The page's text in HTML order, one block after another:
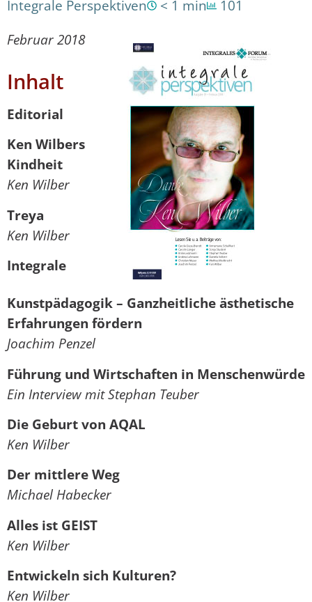
Integrale Perspektiven
< 1 min
101
Februar 2018
Inhalt
Editorial
Ken Wilbers
Kindheit
Ken Wilber
Treya
Ken Wilber
Integrale
Kunstpädagogik – Ganzheitliche ästhetische
Erfahrungen fördern
Joachim Penzel
Führung und Wirtschaften in Menschenwürde
Ein Interview mit Stephan Teuber
Die Geburt von AQAL
Ken Wilber
Der mittlere Weg
Michael Habecker
Alles ist GEIST
Ken Wilber
Entwickeln sich Kulturen?
Ken Wilber